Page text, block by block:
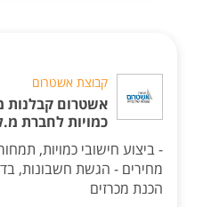
קבוצת אשטרום
אשטרום קבלנות
כמויות לחברת
- ביצוע חישובי כמויות,
מחירים - הגשת חשבונות,
הכנת מכרזים